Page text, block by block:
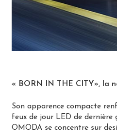
« BORN IN THE CITY», la
Son apparence compacte
feux de jour LED de
OMODA se concentre sur